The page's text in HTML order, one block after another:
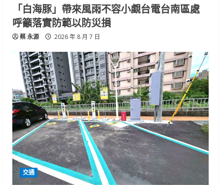
「白海豚」帶來風雨不容小覷台電台南區處
呼籲落實防範以防災損
蔡 永源 2026 年 8 月 7 日
交通